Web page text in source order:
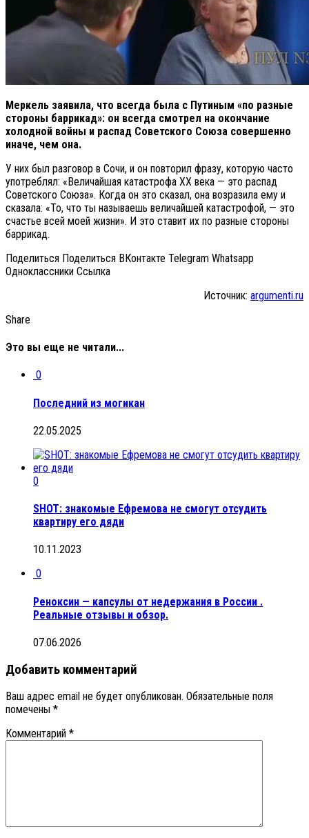
Меркель заявила, что всегда была с Путиным «по разные
стороны баррикад»: он всегда смотрел на окончание
холодной войны и распад Советского Союза совершенно
иначе, чем она.
У них был разговор в Сочи, и он повторил фразу, которую часто
употреблял: «Величайшая катастрофа XX века — это распад
Советского Союза». Когда он это сказал, она возразила ему и
сказала: «То, что ты называешь величайшей катастрофой, — это
счастье всей моей жизни». И это ставит их по разные стороны
баррикад.
Поделиться Поделиться ВКонтакте Telegram Whatsapp
Одноклассники Cсылка
Источник: argumenti.ru
Share
Это вы еще не читали...
0
Последний из могикан
22.05.2025
0
SHOT: знакомые Ефремова не смогут отсудить
квартиру его дяди
10.11.2023
0
Реноксин — капсулы от недержания в России .
Реальные отзывы и обзор.
07.06.2026
Добавить комментарий
Ваш адрес email не будет опубликован. Обязательные поля
помечены *
Комментарий *